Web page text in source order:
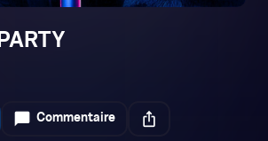
chat_bubble Commentaire ios_share